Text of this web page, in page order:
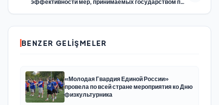
эффективности мер, принимаемых государством при
BENZER GELIŞMELER
«Молодая Гвардия Единой России»
провела по всей стране мероприятия ко Дню
физкультурника